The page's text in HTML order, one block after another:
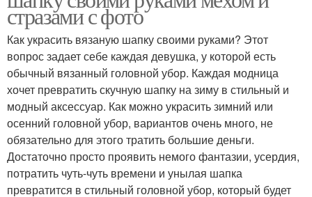
стразами с фото
Как украсить вязаную шапку своими руками? Этот
вопрос задает себе каждая девушка, у которой есть
обычный вязанный головной убор. Каждая модница
хочет превратить скучную шапку на зиму в стильный и
модный аксессуар. Как можно украсить зимний или
осенний головной убор, вариантов очень много, не
обязательно для этого тратить большие деньги.
Достаточно просто проявить немого фантазии, усердия,
потратить чуть-чуть времени и унылая шапка
превратится в стильный головной убор, который будет